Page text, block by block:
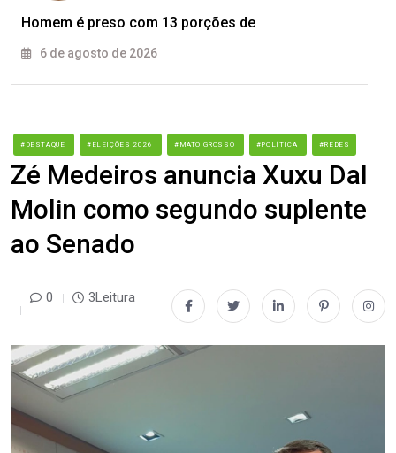
Homem é preso com 13 porções de
6 de agosto de 2026
#DESTAQUE #ELEIÇÕES 2026 #MATO GROSSO #POLÍTICA #REDES
Zé Medeiros anuncia Xuxu Dal
Molin como segundo suplente
ao Senado
0 3Leitura